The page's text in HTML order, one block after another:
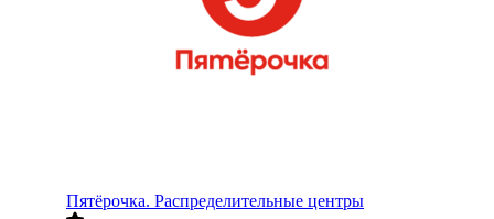
Пятёрочка. Распределительные центры